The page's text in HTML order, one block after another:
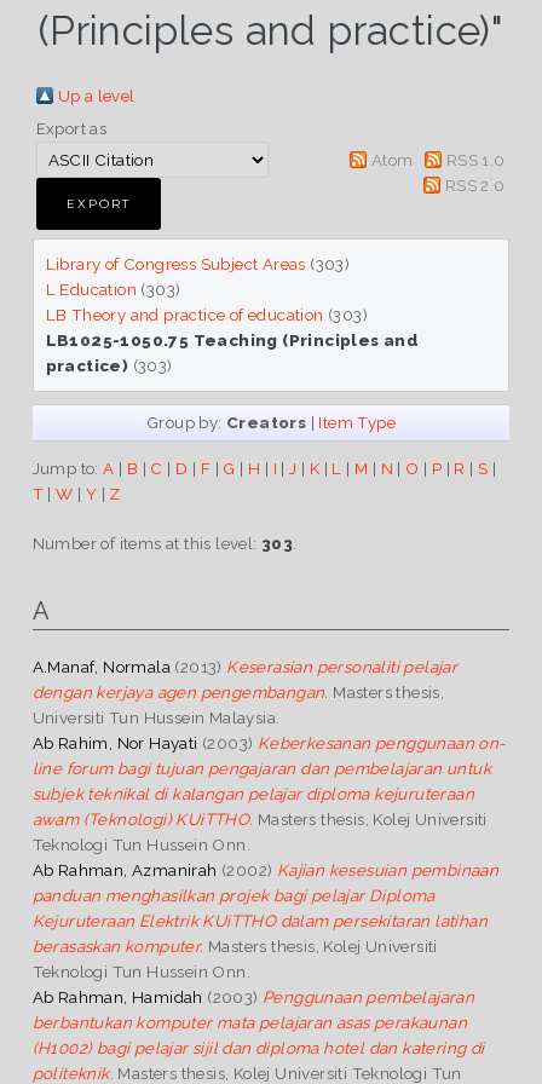
(Principles and practice)"
Up a level
Export as
Atom
RSS 1.0
RSS 2.0
Library of Congress Subject Areas (303)
L Education (303)
LB Theory and practice of education (303)
LB1025-1050.75 Teaching (Principles and
practice) (303)
Group by: Creators | Item Type
Jump to:A | B | C | D | F | G | H | I | J | K | L | M | N | O | P | R | S |
T |W | Y | Z
Number of items at this level: 303
A
A.Manaf, Normala (2013) Keserasian personaliti pelajar
dengan kerjaya agen pengembangan. Masters thesis,
Universiti Tun Hussein Malaysia.
Ab Rahim, Nor Hayati (2003) Keberkesanan penggunaan on-
line forum bagi tujuan pengajaran dan pembelajaran untuk
subjek teknikal di kalangan pelajar diploma kejuruteraan
awam (Teknologi) KUiTTHO. Masters thesis, Kolej Universiti
Teknologi Tun Hussein Onn.
Ab Rahman, Azmanirah (2002) Kajian kesesuian pembinaan
panduan menghasilkan projek bagi pelajar Diploma
Kejuruteraan Elektrik KUiTTHO dalam persekitaran latihan
berasaskan komputer. Masters thesis, Kolej Universiti
Teknologi Tun Hussein Onn.
Ab Rahman, Hamidah (2003) Penggunaan pembelajaran
berbantukan komputer mata pelajaran asas perakaunan
(H1002) bagi pelajar sijil dan diploma hotel dan katering di
politeknik. Masters thesis, Kolej Universiti Teknologi Tun